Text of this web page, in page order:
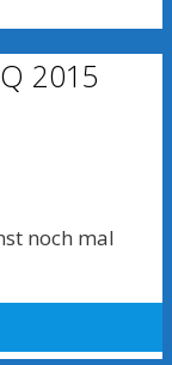
2015
noch mal